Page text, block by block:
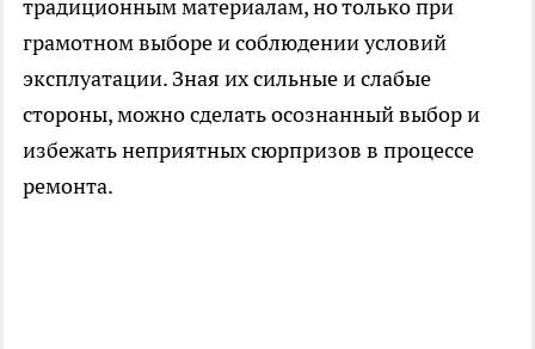
традиционным материалам, но только при
грамотном выборе и соблюдении условий
эксплуатации. Зная их сильные и слабые
стороны, можно сделать осознанный выбор и
избежать неприятных сюрпризов в процессе
ремонта.